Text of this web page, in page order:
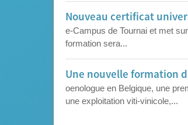
Nouveau certificat
e-Campus de Tournai et met
formation sera...
Une nouvelle formation
oenologue en Belgique, une
une exploitation viti-vinicole,...